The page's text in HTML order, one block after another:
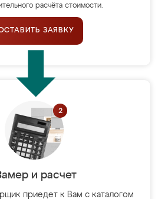
расчёта стоимости.
ЗАЯВКУ
и расчет
приедет к Вам с каталогом